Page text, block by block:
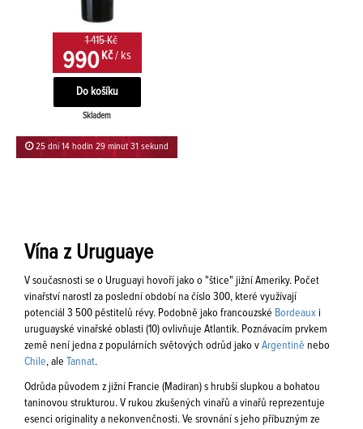
1 415 Kč
990Kč / ks
Skladem
25 dní 14 hodin 29 minut 31 sekund
Vína z Uruguaye
V současnosti se o Uruguayi hovoří jako o "štice" jižní Ameriky. Počet
vinařství narostl za poslední období na číslo 300, které využívají
potenciál 3 500 pěstitelů révy. Podobně jako francouzské Bordeaux i
uruguayské vinařské oblasti (10) ovlivňuje Atlantik. Poznávacím prvkem
země není jedna z populárních světových odrůd jako v Argentině nebo
Chile, ale Tannat.
Odrůda původem z jižní Francie (Madiran) s hrubší slupkou a bohatou
taninovou strukturou. V rukou zkušených vinařů a vinařů reprezentuje
esenci originality a nekonvenčnosti. Ve srovnání s jeho příbuzným ze